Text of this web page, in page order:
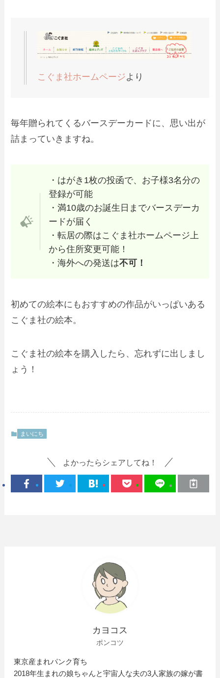
こぐま社ホームページより
毎年贈られてくるバースデーカードに、思い出が
詰まっていきますね。
・はがき1枚の投函で、お子様3名分の
登録が可能
・満10歳のお誕生日までバースデーカ
ードが届く
・転居の際はこぐま社ホームページ上
から住所変更可能！
・海外への発送は不可！
初めての絵本にもおすすめの作品がいっぱいある
こぐま社の絵本。
こぐま社の絵本を購入したら、忘れずに出しまし
ょう！
まいにち
よかったらシェアしてね！
カヨコス
ポンコツ
東京産まれパンク育ち
2018年生まれの娘ちゃんと宇宙人な夫の3人家族の嫁が書